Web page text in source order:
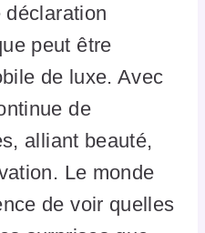
déclaration
peut être
de luxe. Avec
de
alliant beauté,
Le monde
de voir quelles